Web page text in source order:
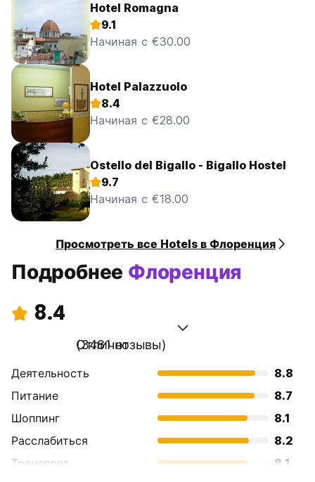
Hotel Romagna
9.1
Начиная с €30.00
Hotel Palazzuolo
8.4
Начиная с €28.00
Ostello del Bigallo - Bigallo Hostel
9.7
Начиная с €18.00
Просмотреть все Hotels в Флоренция
Подробнее Флоренция
8.4
Отлично
(3481 отзывы)
Деятельность
8.8
Питание
8.7
Шоппинг
8.1
Расслабиться
8.2
Транспорт
8.1